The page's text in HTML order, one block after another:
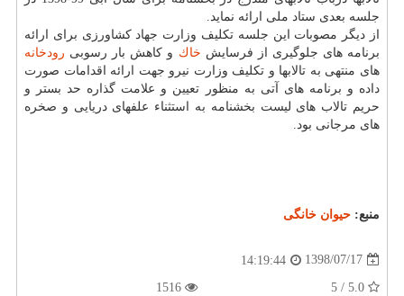
جلسه بعدی ستاد ملی ارائه نماید.
از دیگر مصوبات این جلسه تكلیف وزارت جهاد كشاورزی برای ارائه
برنامه های جلوگیری از فرسایش خاك و كاهش بار رسوبی رودخانه
های منتهی به تالابها و تكلیف وزارت نیرو جهت ارائه اقدامات صورت
داده و برنامه های آتی به منظور تعیین و علامت گذاره حد بستر و
حریم تالاب های لیست بخشنامه به استثناء علفهای دریایی و صخره
های مرجانی بود.
منبع: حیوان خانگی
1398/07/17
14:19:44